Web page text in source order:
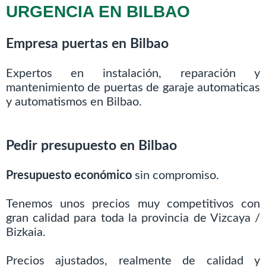
URGENCIA EN BILBAO
Empresa puertas en Bilbao
Expertos en instalación, reparación y
mantenimiento de puertas de garaje automaticas
y automatismos en Bilbao.
Pedir presupuesto en Bilbao
Presupuesto económicosin compromiso.
Tenemos unos precios muy competitivos con
gran calidad para toda la provincia de Vizcaya /
Bizkaia.
Precios ajustados, realmente de calidad y